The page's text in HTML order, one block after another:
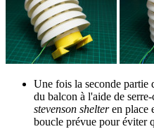
Une fois la seconde partie
du balcon à l'aide de
stevenson shelteren place
boucle prévue pour éviter